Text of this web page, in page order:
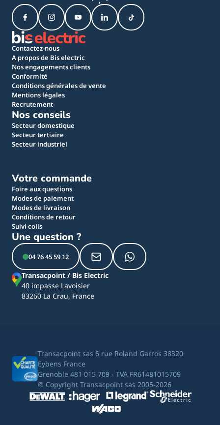
Contactez-nous
A propos de Bis electric
Nos engagements clients
Conformité
Conditions générales de vente
Mentions légales
Recrutement
Nos conseils
Secteur domestique
Secteur tertiaire
Secteur industriel
Votre commande
Foire aux questions
Modes de paiement
Modes de livraison
Conditions de retour
Suivi colis
Une question ?
04 76 45 59 12
Transacpoint / Bis Electric
40 impasse Lavoisier
83260 La Crau, France
Transacpoint sas 6 rue Roland Garros 38320
Eybens France
Grenoble 481 015 709 - TVA FR61481015709
© Copyright Transacpoint sas 2005-2026